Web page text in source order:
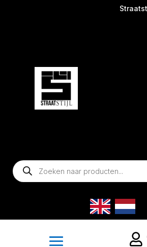
Producten
zoeken
